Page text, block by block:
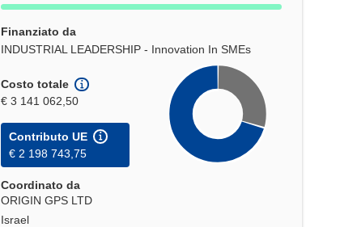
Finanziato da
INDUSTRIAL LEADERSHIP - Innovation In SMEs
Costo totale
€ 3 141 062,50
Contributo UE
€ 2 198 743,75
Coordinato da
ORIGIN GPS LTD
Israel